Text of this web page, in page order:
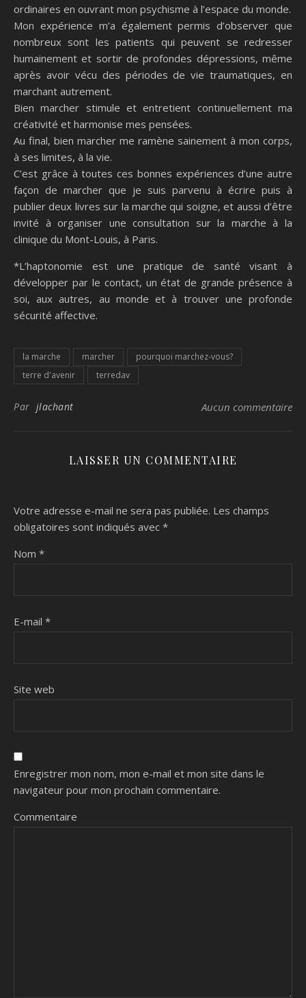
ordinaires en ouvrant mon psychisme à l’espace du monde.
Mon expérience m’a également permis d’observer que
nombreux sont les patients qui peuvent se redresser
humainement et sortir de profondes dépressions, même
après avoir vécu des périodes de vie traumatiques, en
marchant autrement.
Bien marcher stimule et entretient continuellement ma
créativité et harmonise mes pensées.
Au final, bien marcher me ramène sainement à mon corps,
à ses limites, à la vie.
C’est grâce à toutes ces bonnes expériences d’une autre
façon de marcher que je suis parvenu à écrire puis à
publier deux livres sur la marche qui soigne, et aussi d’être
invité à organiser une consultation sur la marche à la
clinique du Mont-Louis, à Paris.
*L’haptonomie est une pratique de santé visant à
développer par le contact, un état de grande présence à
soi, aux autres, au monde et à trouver une profonde
sécurité affective.
la marche marcher
pourquoi marchez-vous?
terre d'avenir
terredav
Par jlachant Aucun commentaire
LAISSER UN COMMENTAIRE
Votre adresse e-mail ne sera pas publiée. Les champs
obligatoires sont indiqués avec *
Nom *
E-mail *
Site web
Enregistrer mon nom, mon e-mail et mon site dans le
navigateur pour mon prochain commentaire.
Commentaire